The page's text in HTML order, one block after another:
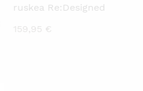
ruskea Re:Designed
159,95 €